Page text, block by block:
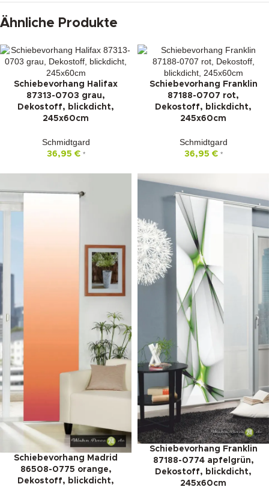
Ähnliche Produkte
Schiebevorhang Halifax
87313-0703 grau,
Dekostoff, blickdicht,
245x60cm
Schmidtgard
36,95 € *
Schiebevorhang Franklin
87188-0707 rot,
Dekostoff, blickdicht,
245x60cm
Schmidtgard
36,95 € *
Schiebevorhang Madrid
86508-0775 orange,
Dekostoff, blickdicht,
Schiebevorhang Franklin
87188-0774 apfelgrün,
Dekostoff, blickdicht,
245x60cm